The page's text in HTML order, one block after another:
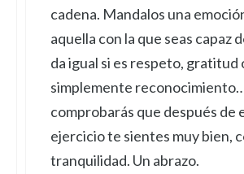
cadena. Mandalos una
aquella con la que seas capaz
da igual si es respeto, gratitud
simplemente
comprobarás que después de
ejercicio te sientes muy bien,
tranquilidad. Un abrazo.